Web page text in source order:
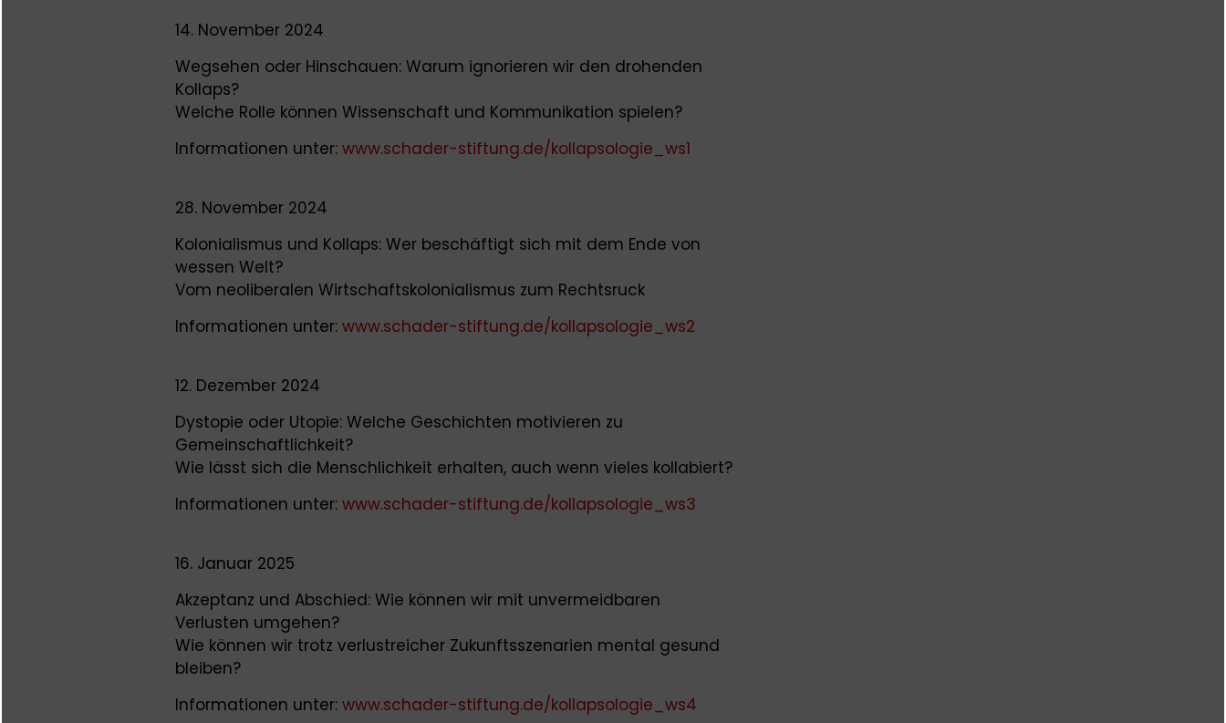
14. November 2024
Wegsehen oder Hinschauen: Warum ignorieren wir den drohenden
Kollaps?
Welche Rolle können Wissenschaft und Kommunikation spielen?
Informationen unter: www.schader-stiftung.de/kollapsologie_ws1
28. November 2024
Kolonialismus und Kollaps: Wer beschäftigt sich mit dem Ende von
wessen Welt?
Vom neoliberalen Wirtschaftskolonialismus zum Rechtsruck
Informationen unter: www.schader-stiftung.de/kollapsologie_ws2
12. Dezember 2024
Dystopie oder Utopie: Welche Geschichten motivieren zu
Gemeinschaftlichkeit?
Wie lässt sich die Menschlichkeit erhalten, auch wenn vieles kollabiert?
Informationen unter: www.schader-stiftung.de/kollapsologie_ws3
16. Januar 2025
Akzeptanz und Abschied: Wie können wir mit unvermeidbaren
Verlusten umgehen?
Wie können wir trotz verlustreicher Zukunftsszenarien mental gesund
bleiben?
Informationen unter: www.schader-stiftung.de/kollapsologie_ws4